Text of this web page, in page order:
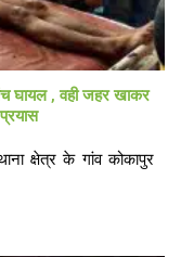
घायल , वही जहर खाकर
क्षेत्र के गांव कोकापुर